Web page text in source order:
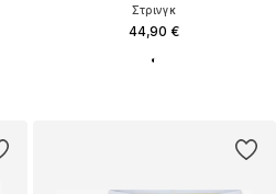
Στρινγκ
44,90 €